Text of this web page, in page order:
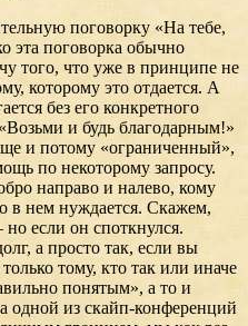
поговорку «На тебе,
эта поговорка обычно
того, что уже в принципе не
которому это отдается. А
без его конкретного
и будь благодарным!»
и потому «ограниченный»,
по некоторому запросу.
направо и налево, кому
в нем нуждается. Скажем,
но если он споткнулся.
а просто так, если вы
тому, кто так или иначе
понятым», а то и
одной из скайп-конференций